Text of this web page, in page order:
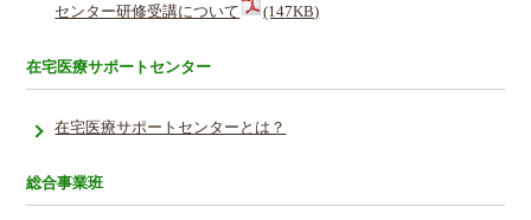
センター研修受講について
(147KB)
在宅医療サポートセンター
在宅医療サポートセンターとは？
総合事業班